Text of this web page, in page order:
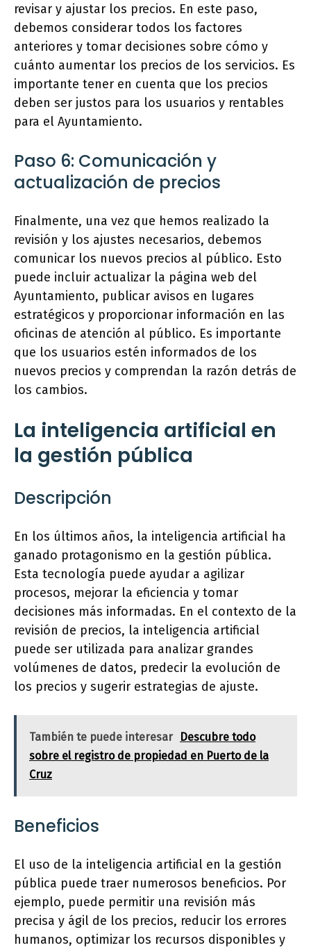
revisar y ajustar los precios. En este paso,
debemos considerar todos los factores
anteriores y tomar decisiones sobre cómo y
cuánto aumentar los precios de los servicios. Es
importante tener en cuenta que los precios
deben ser justos para los usuarios y rentables
para el Ayuntamiento.
Paso 6: Comunicación y
actualización de precios
Finalmente, una vez que hemos realizado la
revisión y los ajustes necesarios, debemos
comunicar los nuevos precios al público. Esto
puede incluir actualizar la página web del
Ayuntamiento, publicar avisos en lugares
estratégicos y proporcionar información en las
oficinas de atención al público. Es importante
que los usuarios estén informados de los
nuevos precios y comprendan la razón detrás de
los cambios.
La inteligencia artificial en
la gestión pública
Descripción
En los últimos años, la inteligencia artificial ha
ganado protagonismo en la gestión pública.
Esta tecnología puede ayudar a agilizar
procesos, mejorar la eficiencia y tomar
decisiones más informadas. En el contexto de la
revisión de precios, la inteligencia artificial
puede ser utilizada para analizar grandes
volúmenes de datos, predecir la evolución de
los precios y sugerir estrategias de ajuste.
También te puede interesar
Descubre todo
sobre el registro de propiedad en Puerto de la
Cruz
Beneficios
El uso de la inteligencia artificial en la gestión
pública puede traer numerosos beneficios. Por
ejemplo, puede permitir una revisión más
precisa y ágil de los precios, reducir los errores
humanos, optimizar los recursos disponibles y